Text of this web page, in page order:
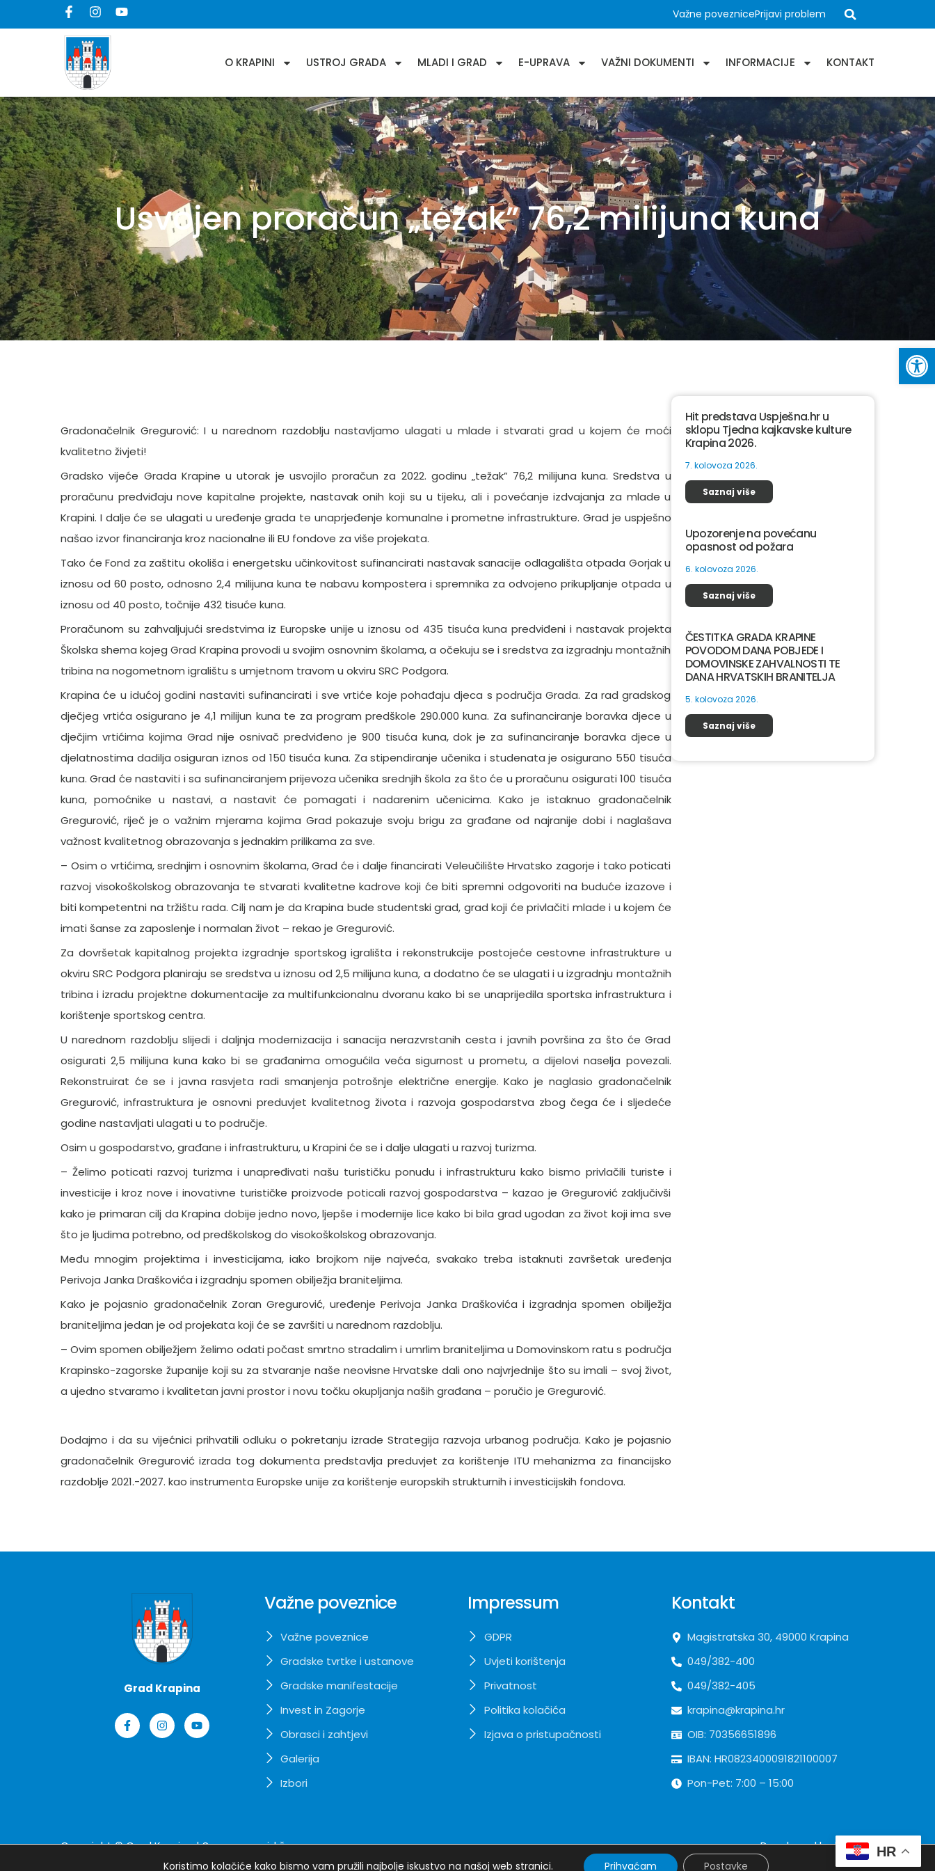
Važne poveznicePrijavi problem
O KRAPINI USTROJ GRADA MLADI I GRAD E-UPRAVA VAŽNI DOKUMENTI INFORMACIJE KONTAKT
Usvojen proračun „težak” 76,2 milijuna kuna
Gradonačelnik Gregurović: I u narednom razdoblju nastavljamo ulagati u mlade i stvarati grad u kojem će moći
kvalitetno živjeti!
Gradsko vijeće Grada Krapine u utorak je usvojilo proračun za 2022. godinu „težak” 76,2 milijuna kuna. Sredstva u
proračunu predviđaju nove kapitalne projekte, nastavak onih koji su u tijeku, ali i povećanje izdvajanja za mlade u
Krapini. I dalje će se ulagati u uređenje grada te unaprjeđenje komunalne i prometne infrastrukture. Grad je uspješno
našao izvor financiranja kroz nacionalne ili EU fondove za više projekata.
Tako će Fond za zaštitu okoliša i energetsku učinkovitost sufinancirati nastavak sanacije odlagališta otpada Gorjak u
iznosu od 60 posto, odnosno 2,4 milijuna kuna te nabavu kompostera i spremnika za odvojeno prikupljanje otpada u
iznosu od 40 posto, točnije 432 tisuće kuna.
Proračunom su zahvaljujući sredstvima iz Europske unije u iznosu od 435 tisuća kuna predviđeni i nastavak projekta
Školska shema kojeg Grad Krapina provodi u svojim osnovnim školama, a očekuju se i sredstva za izgradnju montažnih
tribina na nogometnom igralištu s umjetnom travom u okviru SRC Podgora.
Krapina će u idućoj godini nastaviti sufinancirati i sve vrtiće koje pohađaju djeca s područja Grada. Za rad gradskog
dječjeg vrtića osigurano je 4,1 milijun kuna te za program predškole 290.000 kuna. Za sufinanciranje boravka djece u
dječjim vrtićima kojima Grad nije osnivač predviđeno je 900 tisuća kuna, dok je za sufinanciranje boravka djece u
djelatnostima dadilja osiguran iznos od 150 tisuća kuna. Za stipendiranje učenika i studenata je osigurano 550 tisuća
kuna. Grad će nastaviti i sa sufinanciranjem prijevoza učenika srednjih škola za što će u proračunu osigurati 100 tisuća
kuna, pomoćnike u nastavi, a nastavit će pomagati i nadarenim učenicima. Kako je istaknuo gradonačelnik
Gregurović, riječ je o važnim mjerama kojima Grad pokazuje svoju brigu za građane od najranije dobi i naglašava
važnost kvalitetnog obrazovanja s jednakim prilikama za sve.
– Osim o vrtićima, srednjim i osnovnim školama, Grad će i dalje financirati Veleučilište Hrvatsko zagorje i tako poticati
razvoj visokoškolskog obrazovanja te stvarati kvalitetne kadrove koji će biti spremni odgovoriti na buduće izazove i
biti kompetentni na tržištu rada. Cilj nam je da Krapina bude studentski grad, grad koji će privlačiti mlade i u kojem će
imati šanse za zaposlenje i normalan život – rekao je Gregurović.
Za dovršetak kapitalnog projekta izgradnje sportskog igrališta i rekonstrukcije postojeće cestovne infrastrukture u
okviru SRC Podgora planiraju se sredstva u iznosu od 2,5 milijuna kuna, a dodatno će se ulagati i u izgradnju montažnih
tribina i izradu projektne dokumentacije za multifunkcionalnu dvoranu kako bi se unaprijedila sportska infrastruktura i
korištenje sportskog centra.
U narednom razdoblju slijedi i daljnja modernizacija i sanacija nerazvrstanih cesta i javnih površina za što će Grad
osigurati 2,5 milijuna kuna kako bi se građanima omogućila veća sigurnost u prometu, a dijelovi naselja povezali.
Rekonstruirat će se i javna rasvjeta radi smanjenja potrošnje električne energije. Kako je naglasio gradonačelnik
Gregurović, infrastruktura je osnovni preduvjet kvalitetnog života i razvoja gospodarstva zbog čega će i sljedeće
godine nastavljati ulagati u to područje.
Osim u gospodarstvo, građane i infrastrukturu, u Krapini će se i dalje ulagati u razvoj turizma.
– Želimo poticati razvoj turizma i unapređivati našu turističku ponudu i infrastrukturu kako bismo privlačili turiste i
investicije i kroz nove i inovativne turističke proizvode poticali razvoj gospodarstva – kazao je Gregurović zaključivši
kako je primaran cilj da Krapina dobije jedno novo, ljepše i modernije lice kako bi bila grad ugodan za život koji ima sve
što je ljudima potrebno, od predškolskog do visokoškolskog obrazovanja.
Među mnogim projektima i investicijama, iako brojkom nije najveća, svakako treba istaknuti završetak uređenja
Perivoja Janka Draškovića i izgradnju spomen obilježja braniteljima.
Kako je pojasnio gradonačelnik Zoran Gregurović, uređenje Perivoja Janka Draškovića i izgradnja spomen obilježja
braniteljima jedan je od projekata koji će se završiti u narednom razdoblju.
– Ovim spomen obilježjem želimo odati počast smrtno stradalim i umrlim braniteljima u Domovinskom ratu s područja
Krapinsko-zagorske županije koji su za stvaranje naše neovisne Hrvatske dali ono najvrjednije što su imali – svoj život,
a ujedno stvaramo i kvalitetan javni prostor i novu točku okupljanja naših građana – poručio je Gregurović.
Dodajmo i da su vijećnici prihvatili odluku o pokretanju izrade Strategija razvoja urbanog područja. Kako je pojasnio
gradonačelnik Gregurović izrada tog dokumenta predstavlja preduvjet za korištenje ITU mehanizma za financijsko
razdoblje 2021.-2027. kao instrumenta Europske unije za korištenje europskih strukturnih i investicijskih fondova.
Hit predstava Uspješna.hr u
sklopu Tjedna kajkavske kulture
Krapina 2026.
7. kolovoza 2026.
Saznaj više
Upozorenje na povećanu
opasnost od požara
6. kolovoza 2026.
Saznaj više
ČESTITKA GRADA KRAPINE
POVODOM DANA POBJEDE I
DOMOVINSKE ZAHVALNOSTI TE
DANA HRVATSKIH BRANITELJA
5. kolovoza 2026.
Saznaj više
Grad Krapina
Važne poveznice
Važne poveznice
Gradske tvrtke i ustanove
Gradske manifestacije
Invest in Zagorje
Obrasci i zahtjevi
Galerija
Izbori
Impressum
GDPR
Uvjeti korištenja
Privatnost
Politika kolačića
Izjava o pristupačnosti
Kontakt
Magistratska 30, 49000 Krapina
049/382-400
049/382-405
krapina@krapina.hr
OIB: 70356651896
IBAN: HR0823400091821100007
Pon-Pet: 7:00 – 15:00
Copyright ©Grad Krapina| Sva prava pridržana Developed bykrMedia HR
Koristimo kolačiće kako bismo vam pružili najbolje iskustvo na našoj web stranici. Prihvaćam Postavke